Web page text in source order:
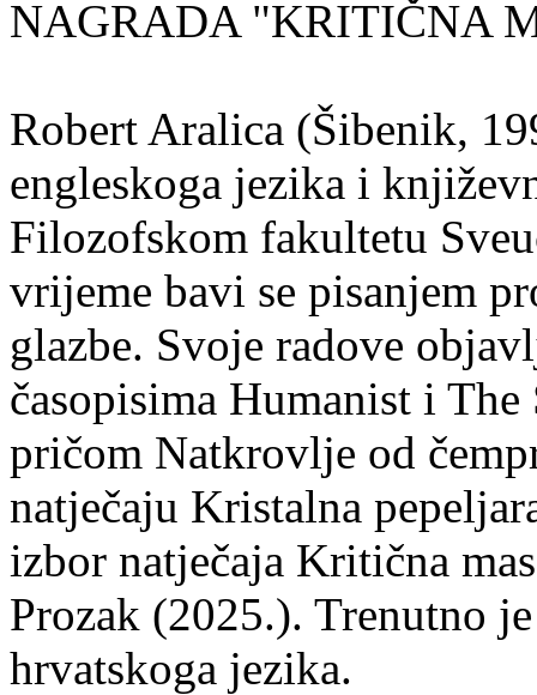
NAGRADA "KRITIČNA
Robert Aralica (Šibenik,
engleskoga jezika i
Filozofskom fakultetu
vrijeme bavi se pisanjem
glazbe. Svoje radove
časopisima Humanist i
pričom Natkrovlje od
natječaju Kristalna
izbor natječaja Kritična
Prozak (2025.). Trenutno
hrvatskoga jezika.